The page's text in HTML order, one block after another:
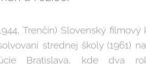
Trenčín) Slovenský
strednej školy (1961)
Bratislava, kde dva